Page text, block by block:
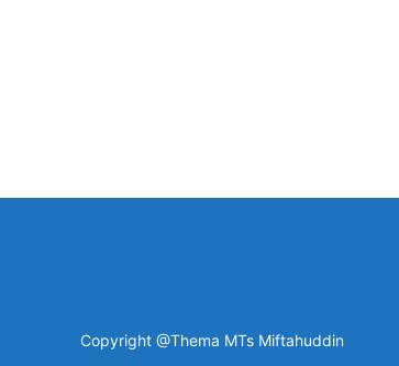
Copyright @Thema MTs Miftahuddin